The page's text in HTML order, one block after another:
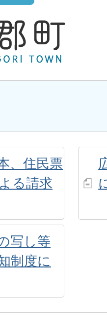
、住民票
る請求
写し等
制度に